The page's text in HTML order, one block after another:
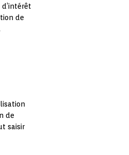
de
de
saisir